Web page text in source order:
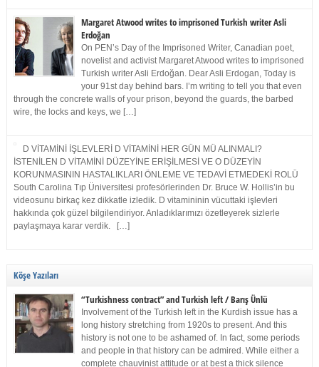
Margaret Atwood writes to imprisoned Turkish writer Asli
Erdoğan
On PEN’s Day of the Imprisoned Writer, Canadian poet,
novelist and activist Margaret Atwood writes to imprisoned
Turkish writer Asli Erdoğan. Dear Asli Erdogan, Today is
your 91st day behind bars. I’m writing to tell you that even
through the concrete walls of your prison, beyond the guards, the barbed
wire, the locks and keys, we […]
D VİTAMİNİ İŞLEVLERİ D VİTAMİNİ HER GÜN MÜ ALINMALI?
İSTENİLEN D VİTAMİNİ DÜZEYİNE ERİŞİLMESİ VE O DÜZEYİN
KORUNMASININ HASTALIKLARI ÖNLEME VE TEDAVİ ETMEDEKİ ROLÜ
South Carolina Tıp Üniversitesi profesörlerinden Dr. Bruce W. Hollis’in bu
videosunu birkaç kez dikkatle izledik. D vitamininin vücuttaki işlevleri
hakkında çok güzel bilgilendiriyor. Anladıklarımızı özetleyerek sizlerle
paylaşmaya karar verdik. […]
Köşe Yazıları
“Turkishness contract” and Turkish left / Barış Ünlü
Involvement of the Turkish left in the Kurdish issue has a
long history stretching from 1920s to present. And this
history is not one to be ashamed of. In fact, some periods
and people in that history can be admired. While either a
complete chauvinist attitude or at best a thick silence